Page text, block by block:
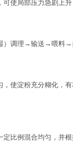
使局部压力急剧上升
）调理→输送→喂料
使淀粉充分糊化，
比例混合均匀，并